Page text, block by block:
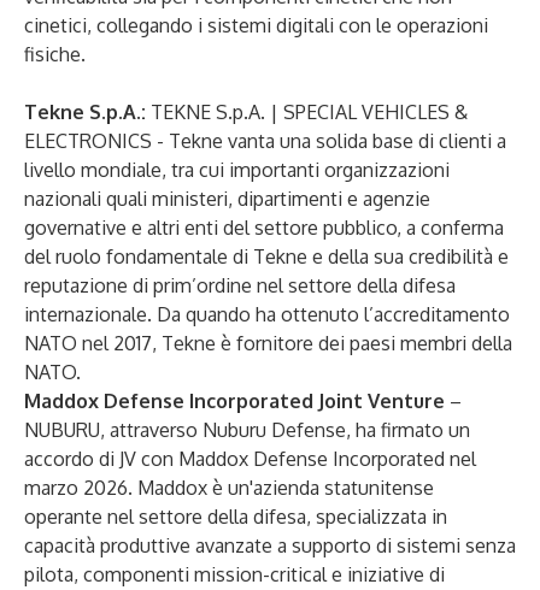
cinetici, collegando i sistemi digitali con le operazioni
fisiche.
Tekne S.p.A.: TEKNE S.p.A. | SPECIAL VEHICLES &
ELECTRONICS - Tekne vanta una solida base di clienti a
livello mondiale, tra cui importanti organizzazioni
nazionali quali ministeri, dipartimenti e agenzie
governative e altri enti del settore pubblico, a conferma
del ruolo fondamentale di Tekne e della sua credibilità e
reputazione di prim’ordine nel settore della difesa
internazionale. Da quando ha ottenuto l’accreditamento
NATO nel 2017, Tekne è fornitore dei paesi membri della
NATO.
Maddox Defense Incorporated Joint Venture –
NUBURU, attraverso Nuburu Defense, ha firmato un
accordo di JV con Maddox Defense Incorporated nel
marzo 2026. Maddox è un'azienda statunitense
operante nel settore della difesa, specializzata in
capacità produttive avanzate a supporto di sistemi senza
pilota, componenti mission-critical e iniziative di